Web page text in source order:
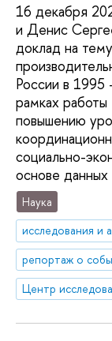
16 декабря
и Денис
доклад на
России в 1995
рамках работы
повышению
социально-
основе данных
Наука
исследования и
репортаж о